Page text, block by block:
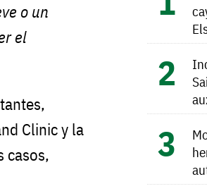
o un
el
Clinic y la
casos,